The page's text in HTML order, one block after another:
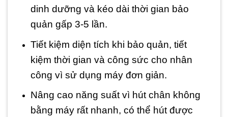
dinh dưỡng và kéo dài thời gian bảo
quản gấp 3-5 lần.
Tiết kiệm diện tích khi bảo quản, tiết
kiệm thời gian và công sức cho nhân
công vì sử dụng máy đơn giản.
Nâng cao năng suất vì hút chân không
bằng máy rất nhanh, có thể hút được